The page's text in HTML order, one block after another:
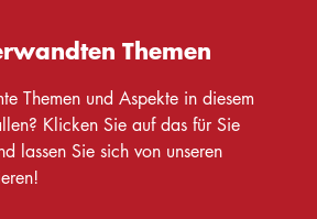
Themen
Themen und Aspekte in diesem
Klicken Sie auf das für Sie
lassen Sie sich von unseren